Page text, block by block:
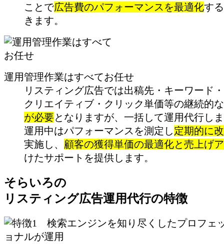
ことで広告費のパフォーマンスを最適化す
きます。
運用管理作業はすべてお任せ
リスティング広告では出稿先・キーワード
クリエイティブ・クリック単価等の継続的な
が必要となりますが、一括して運用代行し
運用中はパフォーマンスを測定し定期的に
実施し、 顧客の獲得単価の最適化と売上げ
けたサポートを提供します。
そらいろの
リスティング広告運用代行の特徴